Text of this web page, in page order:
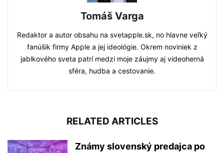
Tomáš Varga
Redaktor a autor obsahu na svetapple.sk, no hlavne veľký
fanúšik firmy Apple a jej ideológie. Okrem noviniek z
jablkového sveta patrí medzi moje záujmy aj videoherná
sféra, hudba a cestovanie.
RELATED ARTICLES
Známy slovenský predajca po